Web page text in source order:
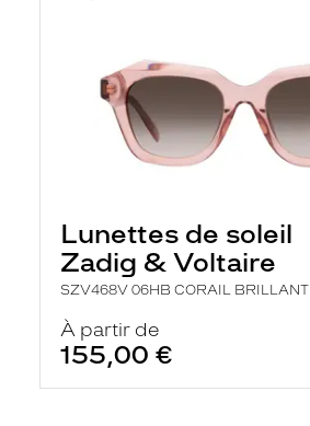
Lunettes de soleil
Zadig & Voltaire
SZV468V 06HB CORAIL BRILLANT
À partir de
155,00 €